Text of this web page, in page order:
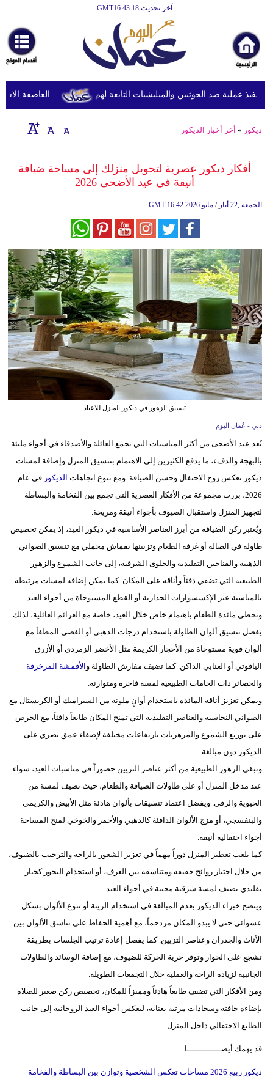
آخر تحديث GMT16:43:18
أخبارعاجلة
رياضة
ثقافة
إقتصاد
وموسيقى
سياحة
وسفر
ديكور
أخبار
إعلام
تعليم
علوم
وتكنولوجيا
بيئة
فيديو
سيارات
العاصفة عملية ضد الحوثيين والميليشيات التابعة لهم
ديكور » أخر أخبار الديكور
أفكار ديكور عصرية لتحويل منزلك إلى مساحة ضيافة
أنيقة في عيد الأضحى 2026
GMT 16:42 2026 الجمعة ,22 أيار / مايو
تنسيق الزهور في ديكور المنزل للاعياد
دبي - عُمان اليوم
يُعد عيد الأضحى من أكثر المناسبات التي تجمع العائلة والأصدقاء في أجواء مليئة
بالبهجة والدفء، ما يدفع الكثيرين إلى الاهتمام بتنسيق المنزل وإضافة لمسات
ديكور تعكس روح الاحتفال وحسن الضيافة. ومع تنوع اتجاهات الديكور في عام
2026، برزت مجموعة من الأفكار العصرية التي تجمع بين الفخامة والبساطة
لتجهيز المنزل واستقبال الضيوف بأجواء أنيقة ومريحة.
ويُعتبر ركن الضيافة من أبرز العناصر الأساسية في ديكور العيد، إذ يمكن تخصيص
طاولة في الصالة أو غرفة الطعام وتزيينها بقماش مخملي مع تنسيق الصواني
الذهبية والفناجين التقليدية والحلوى الشرقية، إلى جانب الشموع والزهور
الطبيعية التي تضفي دفئاً وأناقة على المكان. كما يمكن إضافة لمسات مرتبطة
بالمناسبة عبر الإكسسوارات الجدارية أو القطع المستوحاة من أجواء العيد.
وتحظى مائدة الطعام باهتمام خاص خلال العيد، خاصة مع العزائم العائلية، لذلك
يفضل تنسيق ألوان الطاولة باستخدام درجات الذهبي أو الفضي المطفأ مع
ألوان قوية مستوحاة من الأحجار الكريمة مثل الأخضر الزمردي أو الأزرق
الياقوتي أو العنابي الداكن. كما تضيف مفارش الطاولة و الأقمشة المزخرفة
والحصائر ذات الخامات الطبيعية لمسة فاخرة ومتوازنة.
ويمكن تعزيز أناقة المائدة باستخدام أوانٍ ملونة من السيراميك أو الكريستال مع
الصواني النحاسية والعناصر التقليدية التي تمنح المكان طابعاً دافئاً، مع الحرص
على توزيع الشموع والمزهريات بارتفاعات مختلفة لإضفاء عمق بصري على
الديكور دون مبالغة.
وتبقى الزهور الطبيعية من أكثر عناصر التزيين حضوراً في مناسبات العيد، سواء
عند مدخل المنزل أو على طاولات الضيافة والطعام، حيث تضيف لمسة من
الحيوية والرقي. ويفضل اعتماد تنسيقات بألوان هادئة مثل الأبيض والكريمي
والبنفسجي، أو مزج الألوان الدافئة كالذهبي والأحمر والخوخي لمنح المساحة
أجواء احتفالية أنيقة.
كما يلعب تعطير المنزل دوراً مهماً في تعزيز الشعور بالراحة والترحيب بالضيوف،
من خلال اختيار روائح خفيفة ومتناسقة بين الغرف، أو استخدام البخور كخيار
تقليدي يضيف لمسة شرقية محببة في أجواء العيد.
وينصح خبراء الديكور بعدم المبالغة في استخدام الزينة أو تنوع الألوان بشكل
عشوائي حتى لا يبدو المكان مزدحماً، مع أهمية الحفاظ على تناسق الألوان بين
الأثاث والجدران وعناصر التزيين. كما يفضل إعادة ترتيب الجلسات بطريقة
تشجع على الحوار وتوفر حرية الحركة للضيوف، مع إضافة الوسائد والطاولات
الجانبية لزيادة الراحة والعملية خلال التجمعات الطويلة.
ومن الأفكار التي تضيف طابعاً هادئاً ومميزاً للمكان، تخصيص ركن صغير للصلاة
بإضاءة خافتة وسجادات مرتبة بعناية، ليعكس أجواء العيد الروحانية إلى جانب
الطابع الاحتفالي داخل المنزل.
قد يهمك أيضــــــــــــــا
ديكور ربيع 2026 مساحات تعكس الشخصية وتوازن بين البساطة والفخامة